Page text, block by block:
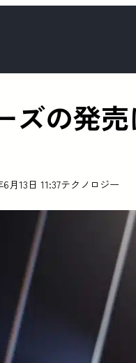
ズの発
6月13日 11:37テクノロジー